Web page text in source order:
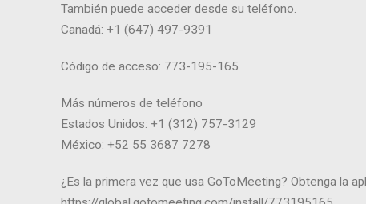
También puede acceder desde su teléfono.
Canadá: +1 (647) 497-9391
Código de acceso: 773-195-165
Más números de teléfono
Estados Unidos: +1 (312) 757-3129
México: +52 55 3687 7278
¿Es la primera vez que usa GoToMeeting? Obtenga la